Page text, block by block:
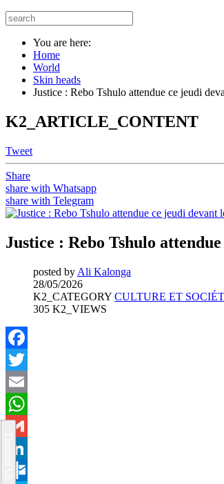
You are here:
Home
World
Skin heads
Justice : Rebo Tshulo attendue ce jeudi
K2_ARTICLE_CONTENT
Tweet
Share
share with Whatsapp
share with Telegram
Justice : Rebo Tshulo
posted by Ali Kalonga
28/05/2026
K2_CATEGORY CULTURE ET
305 K2_VIEWS
Facebook
Twitter
Email
WhatsApp
Gmail
LinkedIn